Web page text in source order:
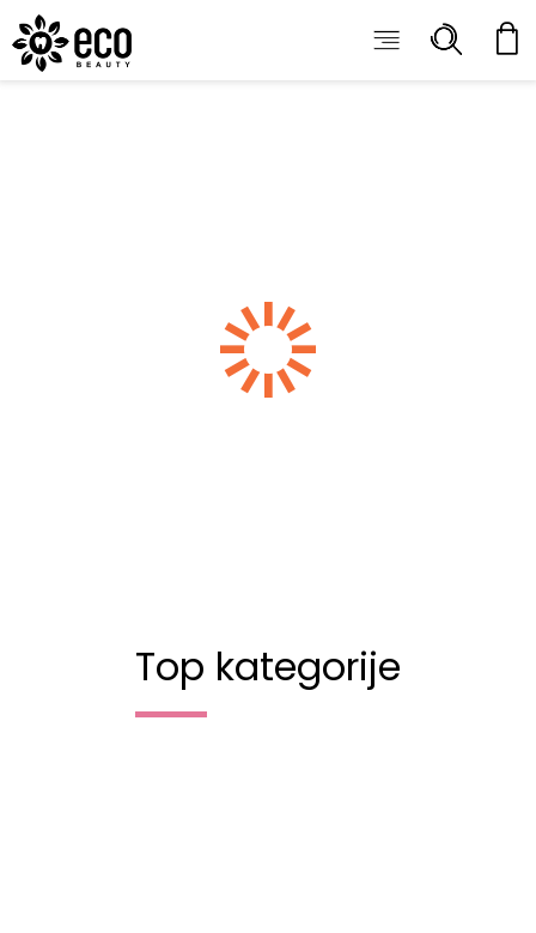
ECOBEAUTY
Top kategorije